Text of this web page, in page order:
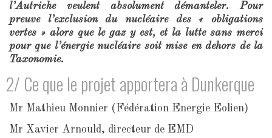
l’Autriche veulent absolument démanteler. Pour
preuve l’exclusion du nucléaire des « obligations
vertes » alors que le gaz y est, et la lutte sans merci
pour que l’énergie nucléaire soit mise en dehors de la
Taxonomie.
2/ Ce que le projet apportera à Dunkerque
Mr Mathieu Monnier (Fédération Energie Eolien)
Mr Xavier Arnould, directeur de EMD